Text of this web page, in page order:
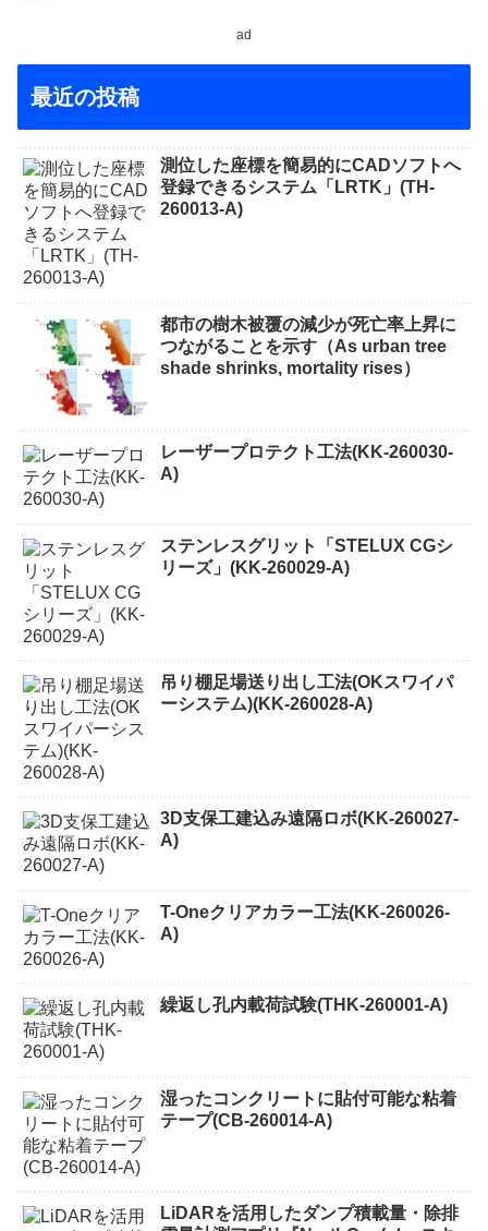
ad
最近の投稿
測位した座標を簡易的にCADソフトへ
登録できるシステム「LRTK」(TH-
260013-A)
都市の樹木被覆の減少が死亡率上昇に
つながることを示す（As urban tree
shade shrinks, mortality rises）
レーザープロテクト⼯法(KK-260030-
A)
ステンレスグリット「STELUX CGシ
リーズ」(KK-260029-A)
吊り棚足場送り出し工法(OKスワイパ
ーシステム)(KK-260028-A)
3D支保工建込み遠隔ロボ(KK-260027-
A)
T-Oneクリアカラー工法(KK-260026-
A)
繰返し孔内載荷試験(THK-260001-A)
湿ったコンクリートに貼付可能な粘着
テープ(CB-260014-A)
LiDARを活用したダンプ積載量・除排